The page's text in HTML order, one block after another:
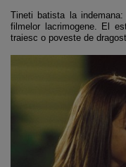
Tineti batista la
filmelor lacrimogene. El
traiesc o poveste de